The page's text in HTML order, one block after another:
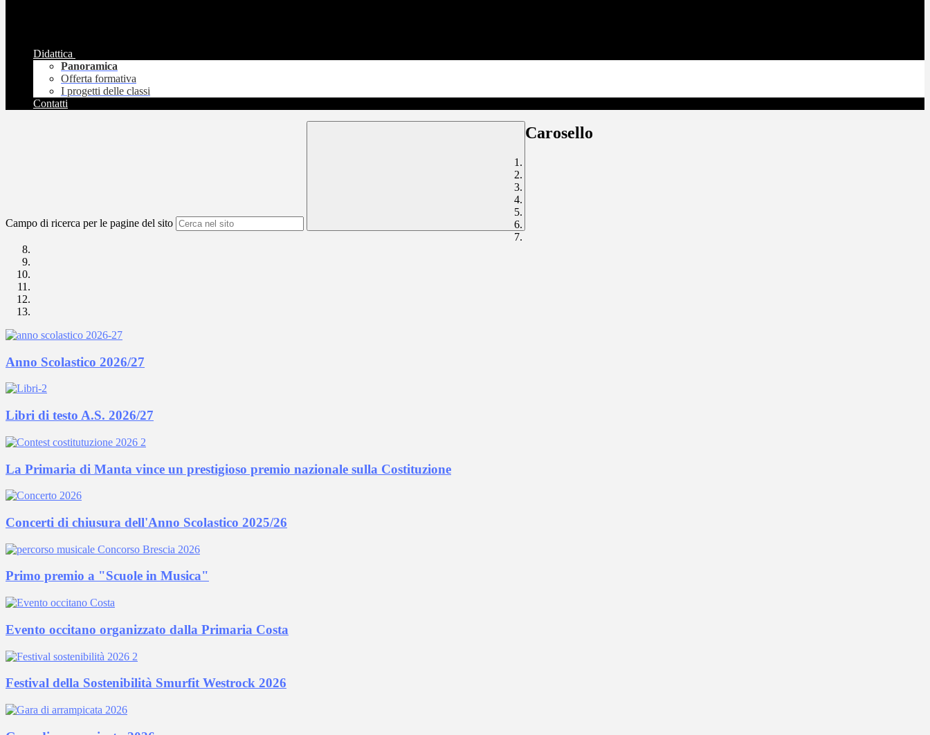
Didattica
Panoramica
Offerta formativa
I progetti delle classi
Contatti
Campo di ricerca per le pagine del sito
Carosello
Anno Scolastico 2026/27
Libri di testo A.S. 2026/27
La Primaria di Manta vince un prestigioso premio nazionale sulla Costituzione
Concerti di chiusura dell'Anno Scolastico 2025/26
Primo premio a "Scuole in Musica"
Evento occitano organizzato dalla Primaria Costa
Festival della Sostenibilità Smurfit Westrock 2026